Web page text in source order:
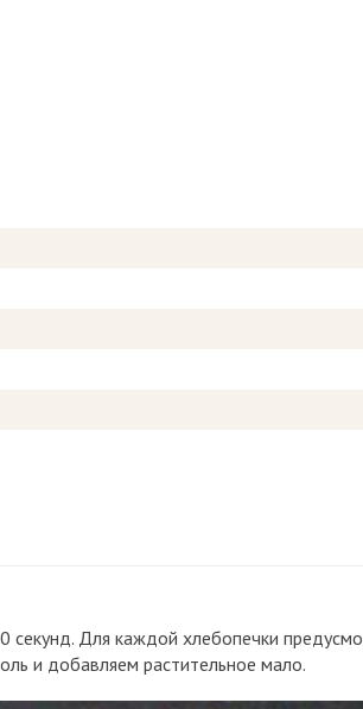
Для каждой хлебопечки
и добавляем растительное мало.